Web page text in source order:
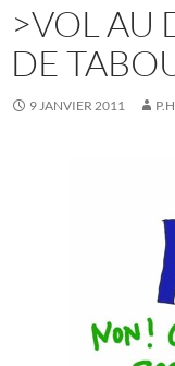
>VOL AU
DE
9 JANVIER 2011 P.H